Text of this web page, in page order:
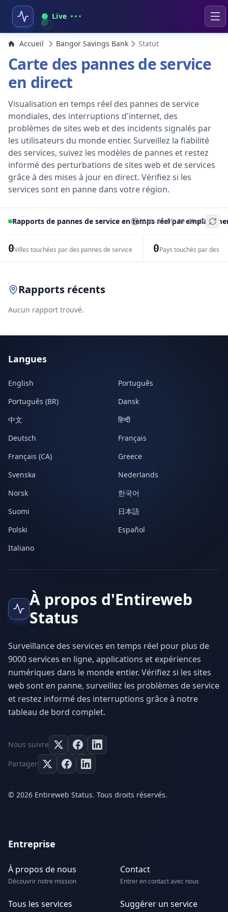
Live
Accueil Bangor Savings Bank Statut
Carte des pannes de service
en direct
Visualisation en temps réel des pannes de service
mondiales, des interruptions d'internet, des
problèmes de sites web et des incidents signalés par
les utilisateurs du monde entier. Surveillez la fiabilité
des services, suivez les modèles de pannes et restez
informé des perturbations de sites web et de services
grâce à des mises à jour en direct. Vérifiez si les
services sont en panne dans votre région.
Rapports de pannes de service en temps réel par
2026-08-09 09:00:40
0Villes touchées par des pannes de service 0Pays touchés par des
+
Rapports récents
Aucun rapport trouvé.
Langues
English
Português
Português (BR)
Dansk
中文
हिन्दी
Deutsch
Français
Français (CA)
Greece
Svenska
Nederlands
Norsk
한국어
Suomi
日本語
Polski
Español
Italiano
À propos d'Entireweb
Status
Surveillance des services en temps réel pour plus de
9000 services en ligne, applications et expériences
numériques dans le monde entier. Vérifiez si les sites
web sont en panne, surveillez les problèmes de service
et restez informé des interruptions grâce à notre
tableau de bord complet.
Nous suivre
Partager
© 2026 Entireweb Status. Tous droits réservés.
Entreprise
À propos de nous
Découvrir notre mission
Contact
Entrer en contact avec nous
Tous les services Suggérer un service